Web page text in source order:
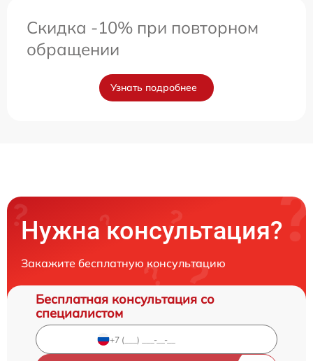
Скидка -10% при повторном
обращении
Узнать подробнее
Нужна консультация?
Закажите бесплатную консультацию
Бесплатная консультация со
специалистом